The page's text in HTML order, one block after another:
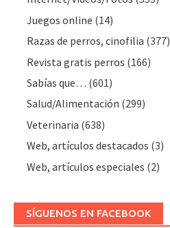
Juegos online (14)
Razas de perros, cinofilia (377)
Revista gratis perros (166)
Sabías que… (601)
Salud/Alimentación (299)
Veterinaria (638)
Web, artículos destacados (3)
Web, artículos especiales (2)
SÍGUENOS EN FACEBOOK